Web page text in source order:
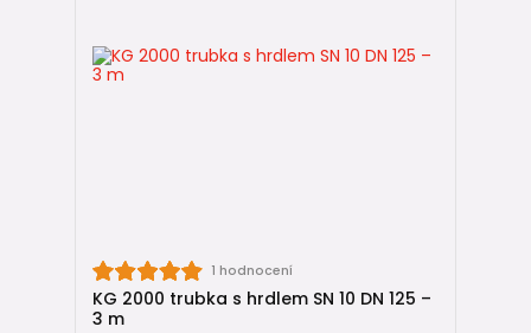
1 hodnocení
KG 2000 trubka s hrdlem SN 10 DN 125 –
3 m